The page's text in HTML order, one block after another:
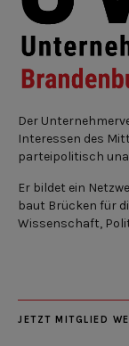
Der
Interessen des
parteipolitisch
Er bildet ein
baut Brücken für
Wissenschaft,
JETZT MITGLIED